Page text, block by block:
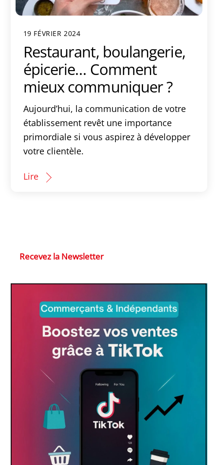
19 FÉVRIER 2024
Restaurant, boulangerie,
épicerie… Comment
mieux communiquer ?
Aujourd’hui, la communication de votre
établissement revêt une importance
primordiale si vous aspirez à développer
votre clientèle.
Lire
Recevez la Newsletter